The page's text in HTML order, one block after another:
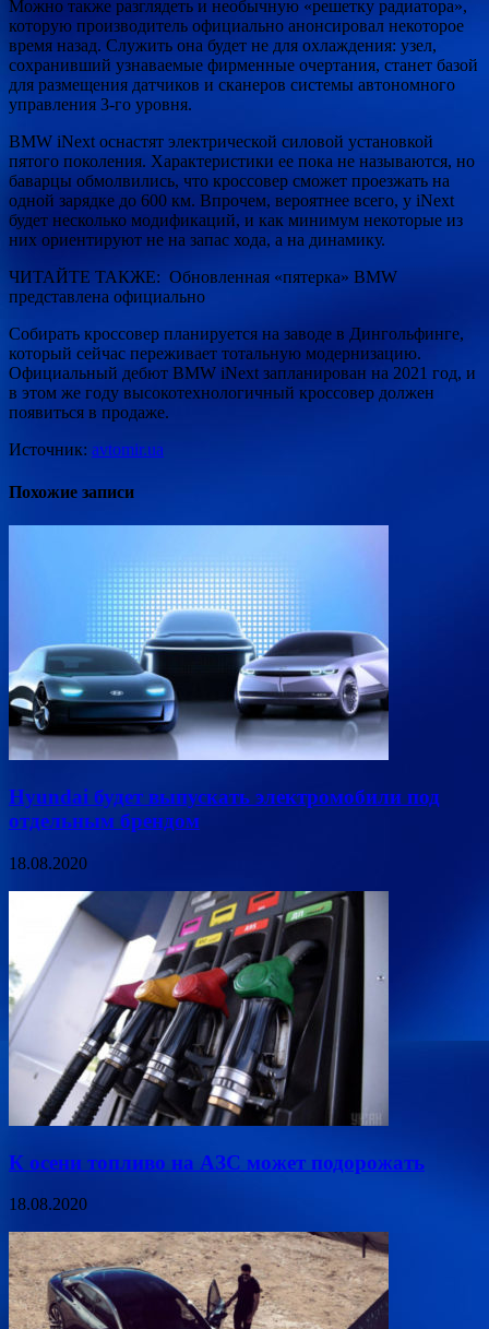
Можно также разглядеть и необычную «решетку радиатора»,
которую производитель официально анонсировал некоторое
время назад. Служить она будет не для охлаждения: узел,
сохранивший узнаваемые фирменные очертания, станет базой
для размещения датчиков и сканеров системы автономного
управления 3-го уровня.
BMW iNext оснастят электрической силовой установкой
пятого поколения. Характеристики ее пока не называются, но
баварцы обмолвились, что кроссовер сможет проезжать на
одной зарядке до 600 км. Впрочем, вероятнее всего, у iNext
будет несколько модификаций, и как минимум некоторые из
них ориентируют не на запас хода, а на динамику.
ЧИТАЙТЕ ТАКЖЕ: Обновленная «пятерка» BMW
представлена официально
Собирать кроссовер планируется на заводе в Дингольфинге,
который сейчас переживает тотальную модернизацию.
Официальный дебют BMW iNext запланирован на 2021 год, и
в этом же году высокотехнологичный кроссовер должен
появиться в продаже.
Источник: avtomir.ua
Похожие записи
Hyundai будет выпускать электромобили под
отдельным брендом
18.08.2020
К осени топливо на АЗС может подорожать
18.08.2020